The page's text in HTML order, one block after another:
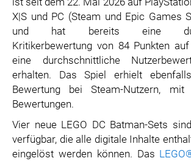
X|S und PC (Steam und Epic Games
und hat bereits eine
Kritikerbewertung von 84 Punkten
eine durchschnittliche
erhalten. Das Spiel erhielt
Bewertung bei Steam-Nutzern, mit
Bewertungen.
Vier neue LEGO DC Batman-Sets
verfügbar, die alle digitale Inhalte
eingelöst werden können. Das